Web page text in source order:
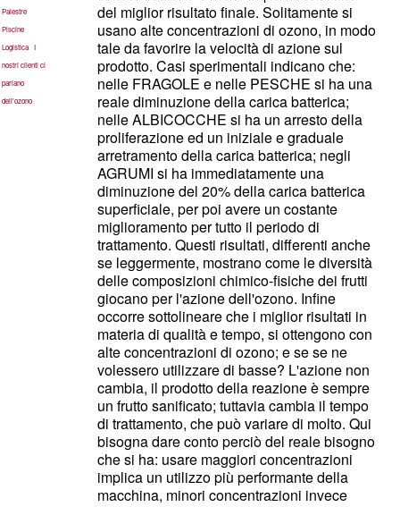
Palestre
Piscine
Logistica I
nostri clienti ci
parlano
dell'ozono
del miglior risultato finale. Solitamente si
usano alte concentrazioni di ozono, in modo
tale da favorire la velocità di azione sul
prodotto. Casi sperimentali indicano che:
nelle FRAGOLE e nelle PESCHE si ha una
reale diminuzione della carica batterica;
nelle ALBICOCCHE si ha un arresto della
proliferazione ed un iniziale e graduale
arretramento della carica batterica; negli
AGRUMI si ha immediatamente una
diminuzione del 20% della carica batterica
superficiale, per poi avere un costante
miglioramento per tutto il periodo di
trattamento. Questi risultati, differenti anche
se leggermente, mostrano come le diversità
delle composizioni chimico-fisiche dei frutti
giocano per l'azione dell'ozono. Infine
occorre sottolineare che i miglior risultati in
materia di qualità e tempo, si ottengono con
alte concentrazioni di ozono; e se se ne
volessero utilizzare di basse? L'azione non
cambia, il prodotto della reazione è sempre
un frutto sanificato; tuttavia cambia il tempo
di trattamento, che può variare di molto. Qui
bisogna dare conto perciò del reale bisogno
che si ha: usare maggiori concentrazioni
implica un utilizzo più performante della
macchina, minori concentrazioni invece